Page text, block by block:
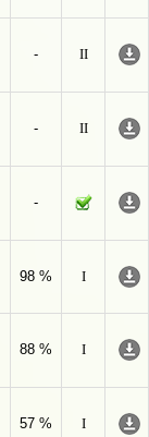
-
II
-
II
-
98 %
I
88 %
I
57 %
I